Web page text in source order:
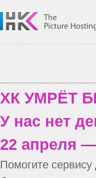
ХК УМРЁТ
У нас нет
22 апреля
Помогите